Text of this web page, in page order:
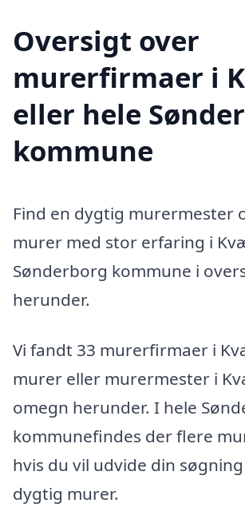
Oversigt over
murerfirmaer i
eller hele
kommune
Find en dygtig murermester
murer med stor erfaring i
Sønderborg kommune i
herunder.
Vi fandt 33 murerfirmaer i
murer eller murermester i
omegn herunder. I hele
kommunefindes der flere
hvis du vil udvide din
dygtig murer.